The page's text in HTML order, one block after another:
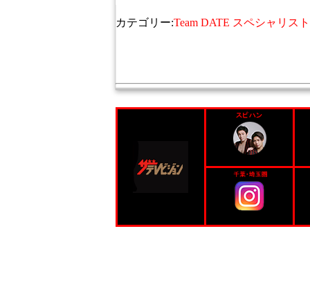
カテゴリー:Team DATE スペシャリス